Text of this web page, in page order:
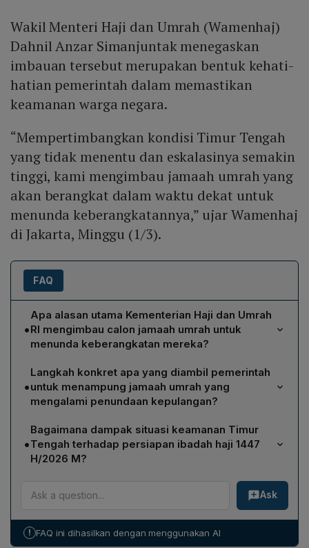
Wakil Menteri Haji dan Umrah (Wamenhaj)
Dahnil Anzar Simanjuntak menegaskan
imbauan tersebut merupakan bentuk kehati-
hatian pemerintah dalam memastikan
keamanan warga negara.
“Mempertimbangkan kondisi Timur Tengah
yang tidak menentu dan eskalasinya semakin
tinggi, kami mengimbau jamaah umrah yang
akan berangkat dalam waktu dekat untuk
menunda keberangkatannya,” ujar Wamenhaj
di Jakarta, Minggu (1/3).
FAQ
•
Apa alasan utama Kementerian Haji dan Umrah
RI mengimbau calon jamaah umrah untuk
menunda keberangkatan mereka?
Kementerian Haji dan Umrah mengimbau penundaan
karena situasi keamanan di kawasan Timur Tengah
semakin dinamis dan tidak menentu, dengan eskalasi
yang terus meningkat. Pemerintah menilai langkah
tersebut sebagai bentuk kehati-hatian untuk
memastikan keselamatan warga negara yang akan
melaksanakan ibadah umrah.
•
Langkah konkret apa yang diambil pemerintah
untuk menampung jamaah umrah yang
mengalami penundaan kepulangan?
Pemerintah terus berkoordinasi dengan otoritas Arab
Saudi, maskapai penerbangan, dan Penyelenggara
Perjalanan Ibadah Umrah (PPIU) untuk menyiapkan
tempat lain yang dapat menampung jamaah yang
tertunda kepulangannya, sehingga mereka tetap
•
Bagaimana dampak situasi keamanan Timur
Tengah terhadap persiapan ibadah haji 1447
H/2026 M?
Hingga saat ini, pemerintah memastikan tidak ada
dampak terhadap persiapan haji 1447 H/2026 M.
Semua tahapan perencanaan dan koordinasi tetap
memantau perkembangan situasi dan siap mengambil
Ask
! FAQ ini dihasilkan dengan menggunakan AI